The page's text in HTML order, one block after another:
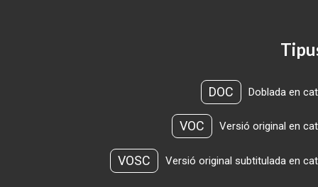
DOC Doblada en
VOC Versió original en
VOSC Versió original subtitulada en